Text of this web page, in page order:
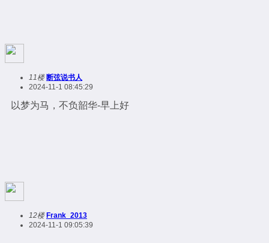
11楼 断弦说书人
2024-11-1 08:45:29
以梦为马，不负韶华-早上好
12楼 Frank_2013
2024-11-1 09:05:39